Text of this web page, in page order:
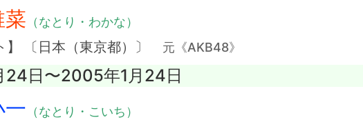
菜 （なとり・わかな）
】 〔日本（東京都）〕 元《AKB48》
24日〜2005年1月24日
一 （なとり・こいち）